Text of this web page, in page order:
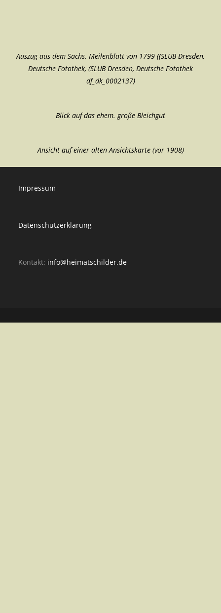
Auszug aus dem Sächs. Meilenblatt von 1799 ((SLUB Dresden,
Deutsche Fotothek, (SLUB Dresden, Deutsche Fotothek
df_dk_0002137)
Blick auf das ehem. große Bleichgut
Ansicht auf einer alten Ansichtskarte (vor 1908)
Impressum
Datenschutzerklärung
Kontakt: info@heimatschilder.de